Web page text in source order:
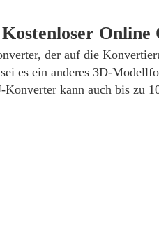
Kostenloser
der auf die
es ein anderes 3D-
Konverter kann auch bis zu